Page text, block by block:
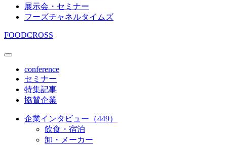
展示会・セミナー
フーズチャネルタイムズ
FOODCROSS
conference
セミナー
特集記事
協賛企業
企業インタビュー（449）
飲食・宿泊
卸・メーカー